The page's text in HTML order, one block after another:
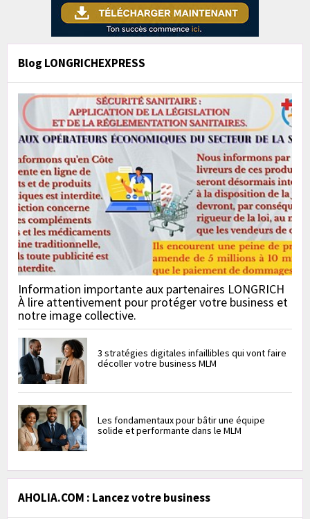
Blog LONGRICHEXPRESS
Information importante aux partenaires LONGRICH
À lire attentivement pour protéger votre business et
notre image collective.
3 stratégies digitales infaillibles qui vont faire
décoller votre business MLM
Les fondamentaux pour bâtir une équipe
solide et performante dans le MLM
AHOLIA.COM : Lancez votre business